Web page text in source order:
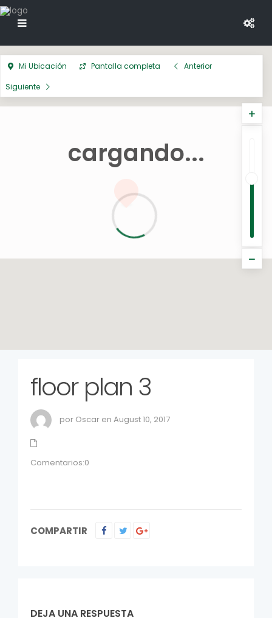
cargando...
Mi Ubicación Pantalla completa
Anterior
Siguiente
floor plan 3
por Oscar en August 10, 2017
Comentarios:0
COMPARTIR
DEJA UNA RESPUESTA